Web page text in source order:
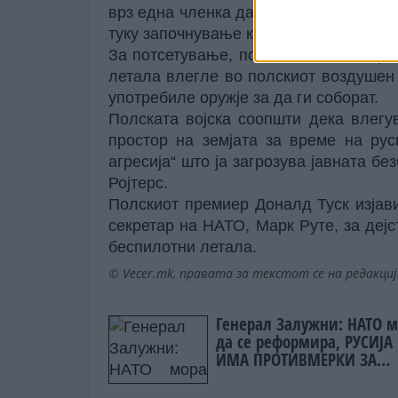
врз една членка да се смета за
туку започнување консултации во
За потсетување, полските власти
летала влегле во полскиот
употребиле оружје за да ги соборат.
Полската војска соопшти дека
простор на земјата за време на
агресија“ што ја загрозува јавната
Ројтерс.
Полскиот премиер Доналд Туск
секретар на НАТО, Марк Руте, за
беспилотни летала.
© Vecer.mk, правата за текстот се на
Генерал Залужни: НАТО
да се реформира, РУСИЈА
ИМА ПРОТИВМЕРКИ ЗА